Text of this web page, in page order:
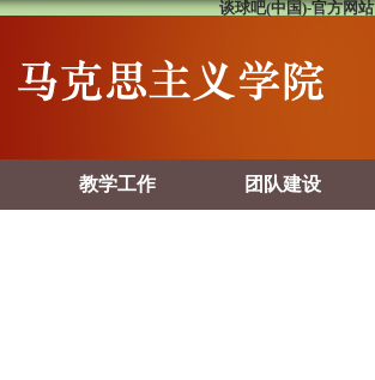
谈球吧(中国)-官方网站
教学工作 团队建设